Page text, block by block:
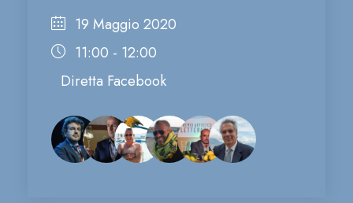
19 Maggio 2020
11:00 - 12:00
Diretta Facebook